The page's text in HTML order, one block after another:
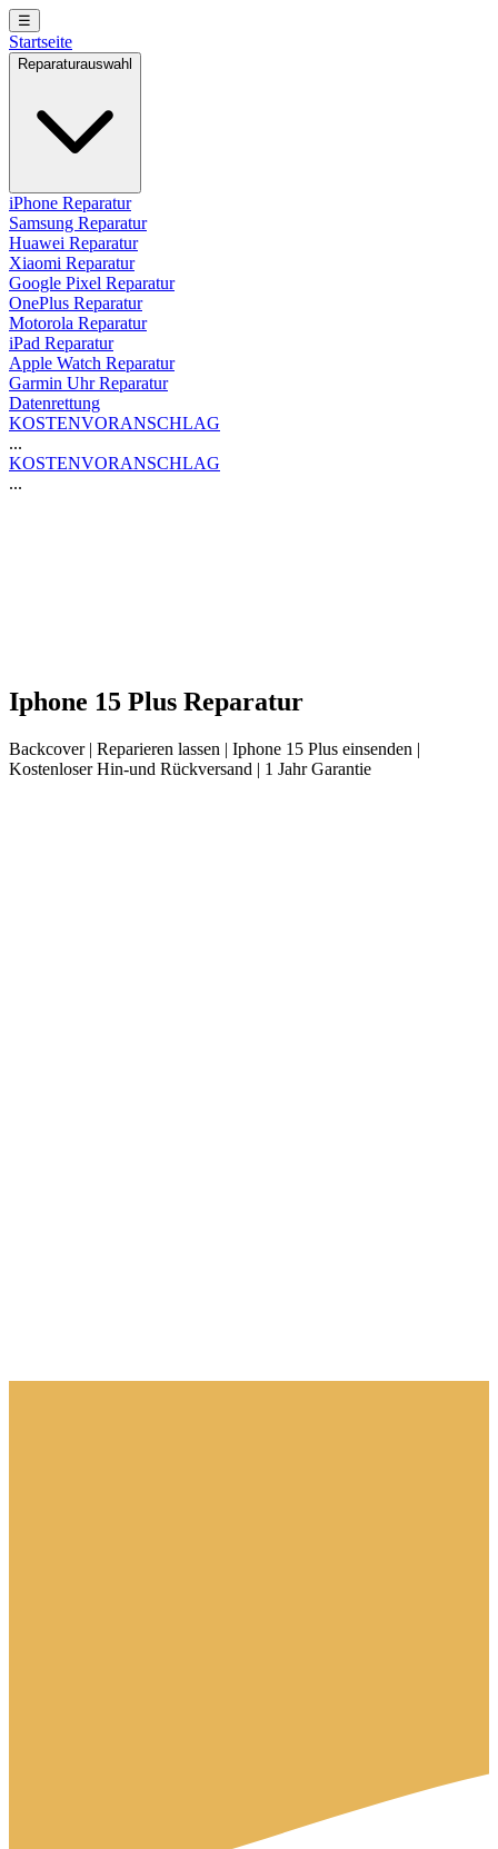
☰
Startseite
Reparaturauswahl
iPhone Reparatur
Samsung Reparatur
Huawei Reparatur
Xiaomi Reparatur
Google Pixel Reparatur
OnePlus Reparatur
Motorola Reparatur
iPad Reparatur
Apple Watch Reparatur
Garmin Uhr Reparatur
Datenrettung
KOSTENVORANSCHLAG
...
KOSTENVORANSCHLAG
...
Iphone 15 Plus Reparatur
Backcover| Reparieren lassen | Iphone 15 Plus einsenden |
Kostenloser Hin-und Rückversand | 1 Jahr Garantie